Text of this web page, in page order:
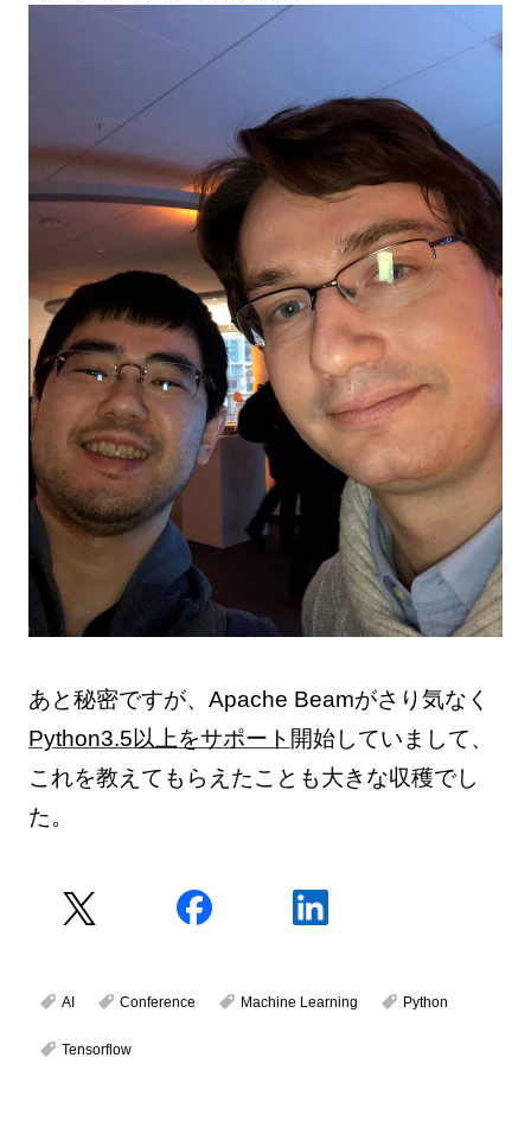
あと秘密ですが、Apache Beamがさり気なく
Python3.5以上をサポート 開始していまして、
これを教えてもらえたことも大きな収穫でし
た。
AI Conference Machine Learning Python
Tensorflow